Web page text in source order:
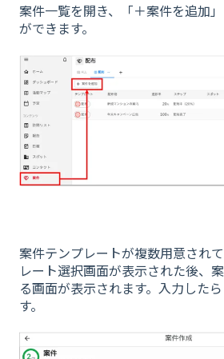
案件一覧を開き、「＋案件を追加
ができます。
案件テンプレートが複数用意され
レート選択画面が表示された後、
る画面が表示されます。入力した
す。